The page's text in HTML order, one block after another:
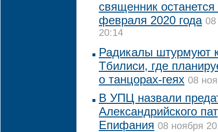
священник
февраля 2020 года
20:14
Радикалы штурмуют
Тбилиси, где
о танцорах-геях 08
В УПЦ назвали
Александрийского
Епифания 08 ноября